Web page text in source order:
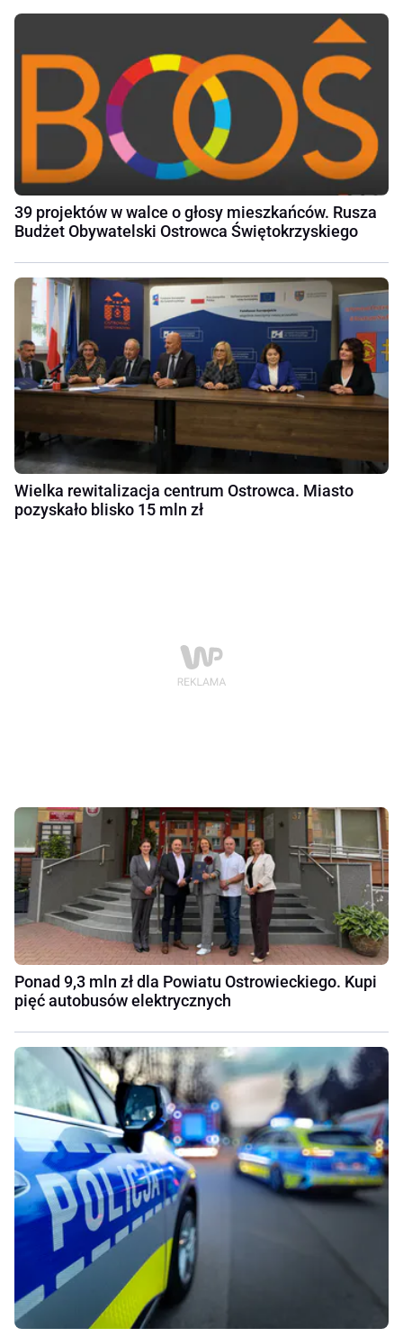
39 projektów w walce o głosy mieszkańców. Rusza
Budżet Obywatelski Ostrowca Świętokrzyskiego
Wielka rewitalizacja centrum Ostrowca. Miasto
pozyskało blisko 15 mln zł
Ponad 9,3 mln zł dla Powiatu Ostrowieckiego. Kupi
pięć autobusów elektrycznych